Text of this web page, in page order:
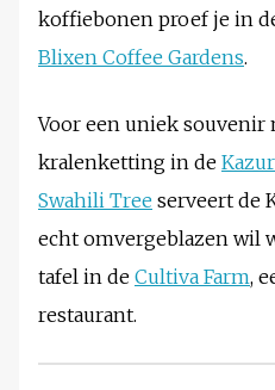
koffiebonen proef je in
Blixen Coffee Gardens.
Voor een uniek souvenir
kralenketting in de
Swahili Tree serveert de
echt omvergeblazen wil
tafel in de Cultiva Farm,
restaurant.